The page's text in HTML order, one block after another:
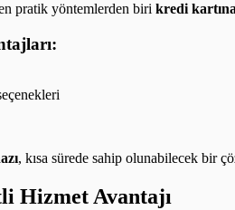
pratik yöntemlerden biri kredi
, kısa sürede sahip olunabilecek bir
Hizmet Avantajı